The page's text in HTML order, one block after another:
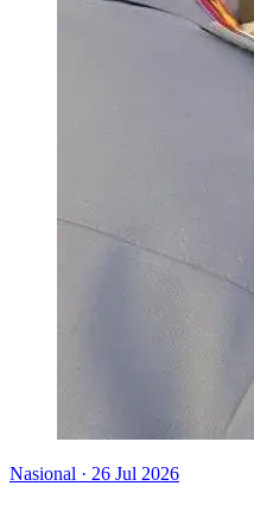
Nasional · 26 Jul 2026